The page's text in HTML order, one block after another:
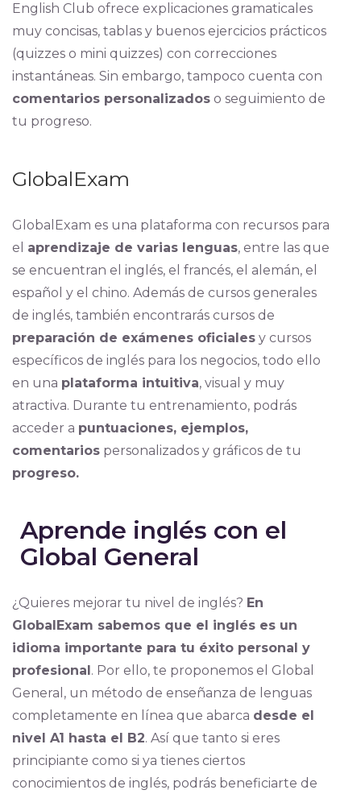
English Club ofrece explicaciones gramaticales
muy concisas, tablas y buenos ejercicios prácticos
(quizzes o mini quizzes) con correcciones
instantáneas. Sin embargo, tampoco cuenta con
comentarios personalizadoso seguimiento de
tu progreso.
GlobalExam
GlobalExam es una plataforma con recursos para
el aprendizaje de varias lenguas, entre las que
se encuentran el inglés, el francés, el alemán, el
español y el chino. Además de cursos generales
de inglés, también encontrarás cursos de
preparación de exámenes oficialesy cursos
específicos de inglés para los negocios, todo ello
en una plataforma intuitiva, visual y muy
atractiva. Durante tu entrenamiento, podrás
acceder a puntuaciones, ejemplos,
comentariospersonalizados y gráficos de tu
progreso.
Aprende inglés con el
Global General
¿Quieres mejorar tu nivel de inglés? En
GlobalExam sabemos que el inglés es un
idioma importante para tu éxito personal y
profesional. Por ello, te proponemos el Global
General, un método de enseñanza de lenguas
completamente en línea que abarca desde el
nivel A1 hasta el B2. Así que tanto si eres
principiante como si ya tienes ciertos
conocimientos de inglés, podrás beneficiarte de